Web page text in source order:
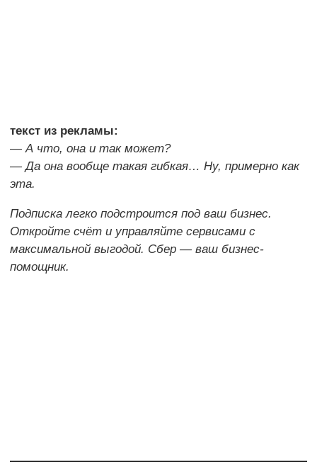
текст из рекламы:
— А что, она и так может?
— Да она вообще такая гибкая… Ну, примерно как
эта.
Подписка легко подстроится под ваш бизнес.
Откройте счёт и управляйте сервисами с
максимальной выгодой. Сбер — ваш бизнес-
помощник.